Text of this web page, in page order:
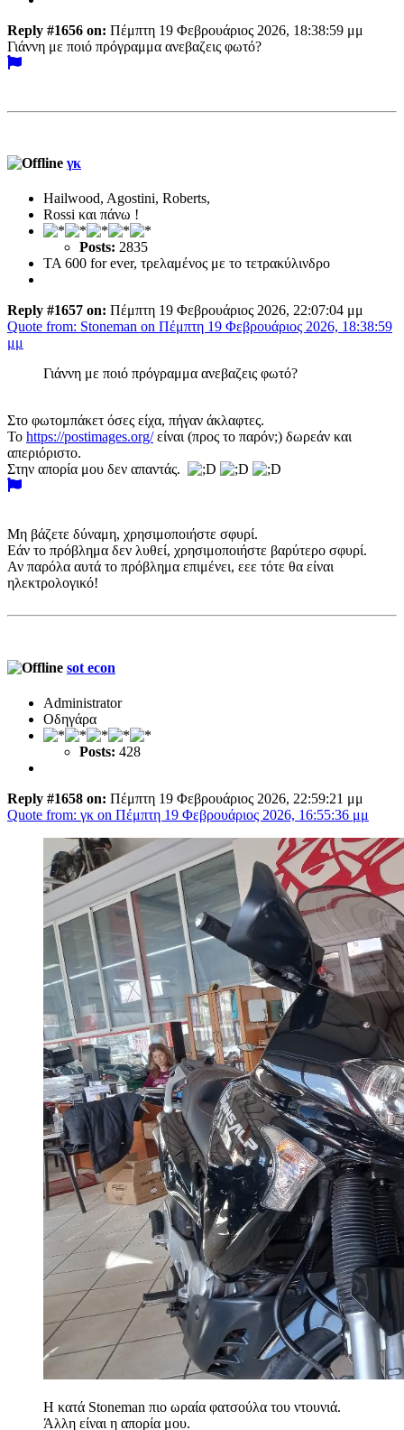
Reply #1656 on: Πέμπτη 19 Φεβρουάριος 2026, 18:38:59 μμ
Γιάννη με ποιό πρόγραμμα ανεβαζεις φωτό?
γκ
Hailwood, Agostini, Roberts,
Rossi και πάνω !
Posts: 2835
TA 600 for ever, τρελαμένος με το τετρακύλινδρο
Reply #1657 on: Πέμπτη 19 Φεβρουάριος 2026, 22:07:04 μμ
Quote from: Stoneman on Πέμπτη 19 Φεβρουάριος 2026, 18:38:59
μμ
Γιάννη με ποιό πρόγραμμα ανεβαζεις φωτό?
Στο φωτομπάκετ όσες είχα, πήγαν άκλαφτες.
Το https://postimages.org/είναι (προς το παρόν;) δωρεάν και
απεριόριστο.
Στην απορία μου δεν απαντάς.
Μη βάζετε δύναμη, χρησιμοποιήστε σφυρί.
Εάν το πρόβλημα δεν λυθεί, χρησιμοποιήστε βαρύτερο σφυρί.
Αν παρόλα αυτά το πρόβλημα επιμένει, εεε τότε θα είναι
ηλεκτρολογικό!
sot econ
Administrator
Οδηγάρα
Posts: 428
Reply #1658 on: Πέμπτη 19 Φεβρουάριος 2026, 22:59:21 μμ
Quote from: γκ on Πέμπτη 19 Φεβρουάριος 2026, 16:55:36 μμ
H κατά Stoneman πιο ωραία φατσούλα του ντουνιά.
Άλλη είναι η απορία μου.